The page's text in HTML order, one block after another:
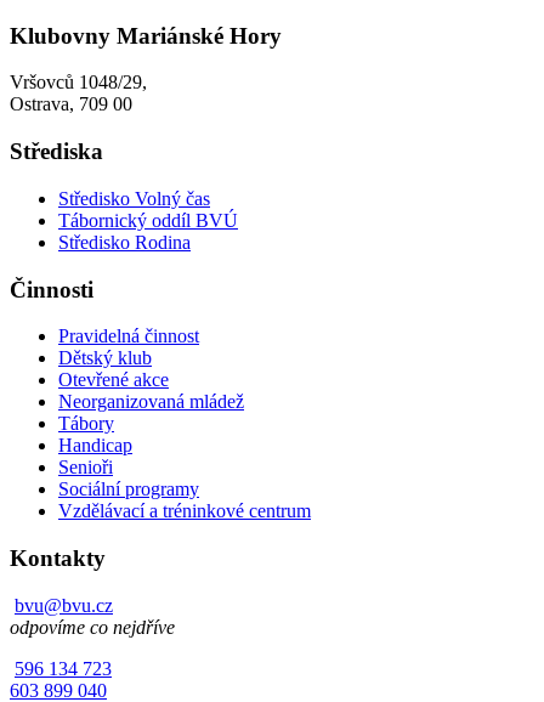
Klubovny Mariánské Hory
Vršovců 1048/29,
Ostrava, 709 00
Střediska
Středisko Volný čas
Tábornický oddíl BVÚ
Středisko Rodina
Činnosti
Pravidelná činnost
Dětský klub
Otevřené akce
Neorganizovaná mládež
Tábory
Handicap
Senioři
Sociální programy
Vzdělávací a tréninkové centrum
Kontakty
bvu@bvu.cz
odpovíme co nejdříve
596 134 723
603 899 040